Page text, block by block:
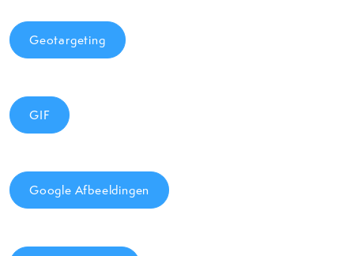
Geotargeting
GIF
Google Afbeeldingen